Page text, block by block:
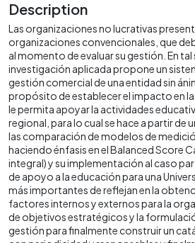
Description
Las organizaciones no lucrativas
organizaciones convencionales, que
al momento de evaluar su gestión. En
investigación aplicada propone un
gestión comercial de una entidad sin
propósito de establecer el impacto en
le permita apoyar la actividades
regional, para lo cual se hace a partir de
las comparación de modelos de
haciendo énfasis en el Balanced Score
integral) y su implementación al caso
de apoyo a la educación para una
más importantes de reflejan en la
factores internos y externos para la
de objetivos estratégicos y la
gestión para finalmente construir un